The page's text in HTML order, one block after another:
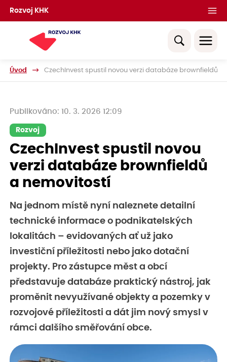
Rozvoj KHK
Úvod CzechInvest spustil novou verzi databáze brownfieldů a
Publikováno: 10. 3. 2026 12:09
Rozvoj
CzechInvest spustil novou
verzi databáze brownfieldů
a nemovitostí
Na jednom místě nyní naleznete detailní
technické informace o podnikatelských
lokalitách – evidovaných ať už jako
investiční příležitosti nebo jako dotační
projekty. Pro zástupce měst a obcí
představuje databáze praktický nástroj, jak
proměnit nevyužívané objekty a pozemky v
rozvojové příležitosti a dát jim nový smysl v
rámci dalšího směřování obce.